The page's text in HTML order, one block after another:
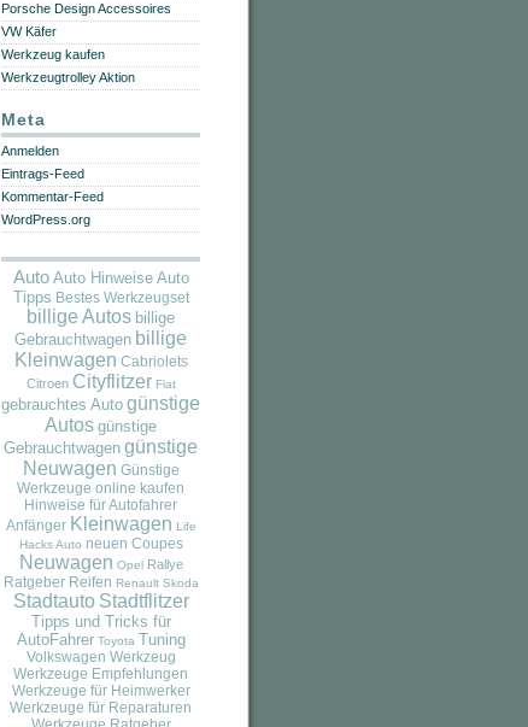
Porsche Design Accessoires
VW Käfer
Werkzeug kaufen
Werkzeugtrolley Aktion
Meta
Anmelden
Eintrags-Feed
Kommentar-Feed
WordPress.org
Auto Auto Hinweise Auto
Tipps Bestes Werkzeugset
billige Autos billige
Gebrauchtwagen billige
Kleinwagen Cabriolets
Citroen Cityflitzer Fiat
gebrauchtes Auto günstige
Autos günstige
Gebrauchtwagen günstige
Neuwagen Günstige
Werkzeuge online kaufen
Hinweise für Autofahrer
Anfänger Kleinwagen Life
Hacks Auto neuen Coupes
Neuwagen Opel Rallye
Ratgeber Reifen Renault Skoda
Stadtauto Stadtflitzer
Tipps und Tricks für
AutoFahrer Toyota Tuning
Volkswagen Werkzeug
Werkzeuge Empfehlungen
Werkzeuge für Heimwerker
Werkzeuge für Reparaturen